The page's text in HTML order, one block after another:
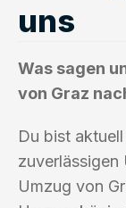
uns
Was sagen
von Graz
Du bist
zuverlässigen
Umzug von